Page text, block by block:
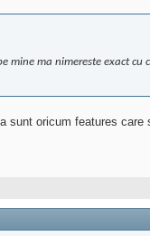
mine ma nimereste exact cu
sunt oricum features care